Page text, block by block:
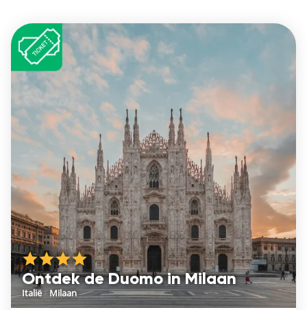
Ontdek de Duomo in Milaan
Italië/Milaan